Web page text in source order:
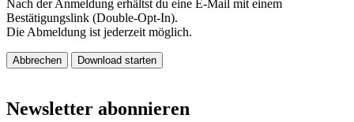
Nach der Anmeldung erhältst du eine E-Mail mit einem
Bestätigungslink (Double-Opt-In).
Die Abmeldung ist jederzeit möglich.
Abbrechen Download starten
Newsletter abonnieren